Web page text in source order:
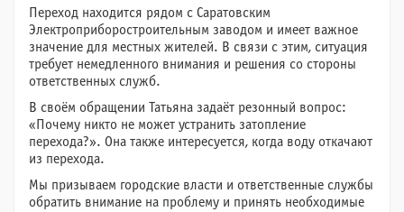
Переход находится рядом с Саратовским
Электроприборостроительным заводом и имеет важное
значение для местных жителей. В связи с этим, ситуация
требует немедленного внимания и решения со стороны
ответственных служб.
В своём обращении Татьяна задаёт резонный вопрос:
«Почему никто не может устранить затопление
перехода?». Она также интересуется, когда воду откачают
из перехода.
Мы призываем городские власти и ответственные службы
обратить внимание на проблему и принять необходимые